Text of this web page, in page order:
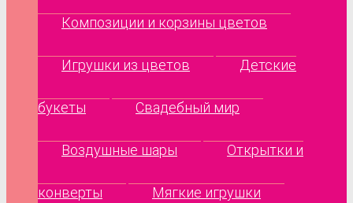
Композиции и корзины цветов
Игрушки из цветов Детские
букеты Свадебный мир
Воздушные шары Открытки и
конверты Мягкие игрушки